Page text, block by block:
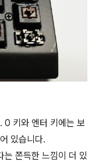
0 키와 엔터 키에는 보
있습니다.
는 쫀득한 느낌이 더 있